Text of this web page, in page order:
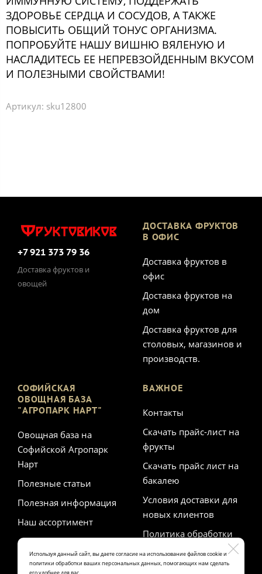
Используя данный сайт, вы даете согласие на использование файлов cookie и
политики обработки ваших персональных данных, помогающих нам сделать
ЗДОРОВЬЕ СЕРДЦА И СОСУДОВ, А ТАКЖЕ
ПОВЫСИТЬ ОБЩИЙ ТОНУС ОРГАНИЗМА.
ПОПРОБУЙТЕ НАШУ ВИШНЮ ВЯЛЕНУЮ И
НАСЛАДИТЕСЬ ЕЕ НЕПРЕВЗОЙДЕННЫМ ВКУСОМ
И ПОЛЕЗНЫМИ СВОЙСТВАМИ!
Артикул: sku12800
+7 921 373 79 36
Доставка фруктов и
овощей
ДОСТАВКА ФРУКТОВ
В ОФИС
Доставка фруктов в
офис
Доставка фруктов на
дом
Доставка фруктов для
столовых, магазинов и
производств.
СОФИЙСКАЯ
ОВОЩНАЯ БАЗА
"АГРОПАРК НАРТ"
Овощная база на
Софийской Агропарк
Нарт
Полезные статьи
Полезная информация
Наш ассортимент
ВАЖНОЕ
Контакты
Скачать прайс-лист на
фрукты
Скачать прайс лист на
бакалею
Условия доставки для
новых клиентов
Политика обработки
персональных данных